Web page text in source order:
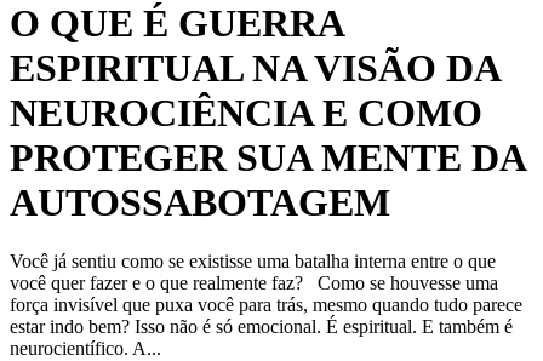
O QUE É GUERRA
ESPIRITUAL NA VISÃO DA
NEUROCIÊNCIA E COMO
PROTEGER SUA MENTE DA
AUTOSSABOTAGEM
Você já sentiu como se existisse uma batalha interna entre o que
você quer fazer e o que realmente faz? Como se houvesse uma
força invisível que puxa você para trás, mesmo quando tudo parece
estar indo bem? Isso não é só emocional. É espiritual. E também é
neurocientífico. A...